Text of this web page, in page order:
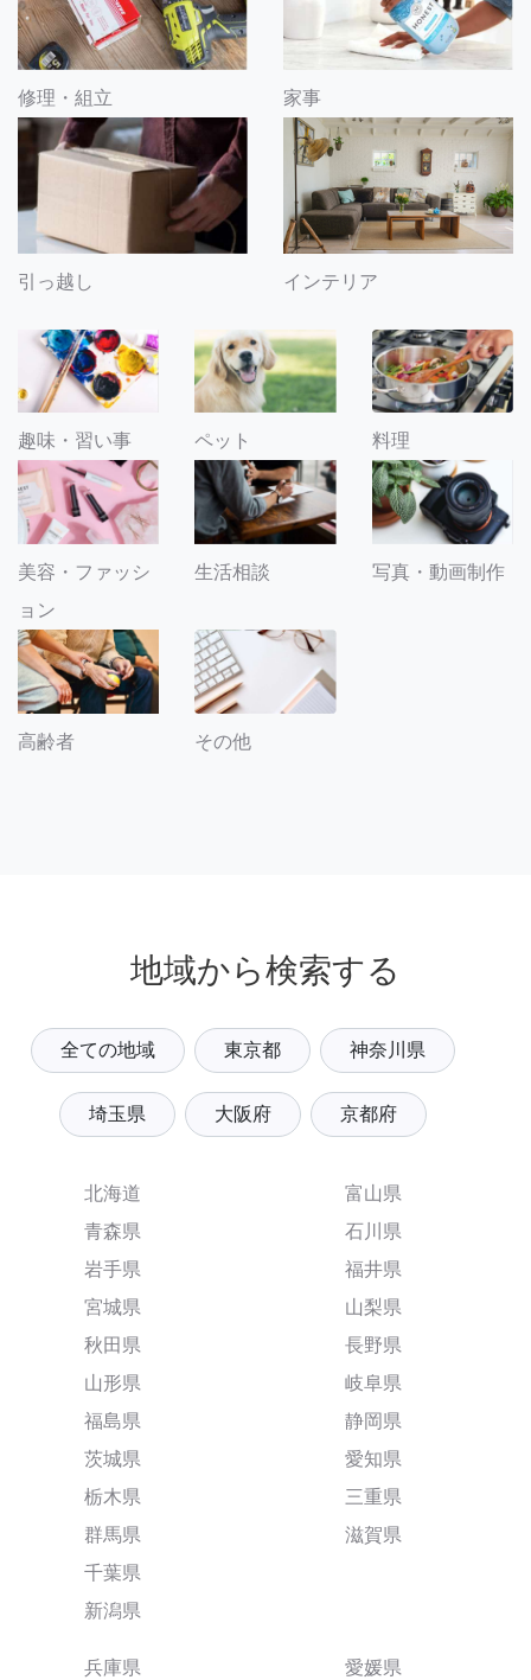
修理・組立 家事
引っ越し インテリア
趣味・習い事 ペット 料理
美容・ファッシ
ョン
生活相談 写真・動画制作
高齢者 その他
地域から検索する
全ての地域 東京都 神奈川県
埼玉県 大阪府 京都府
北海道
青森県
岩手県
宮城県
秋田県
山形県
福島県
茨城県
栃木県
群馬県
千葉県
新潟県
富山県
石川県
福井県
山梨県
長野県
岐阜県
静岡県
愛知県
三重県
滋賀県
兵庫県
愛媛県